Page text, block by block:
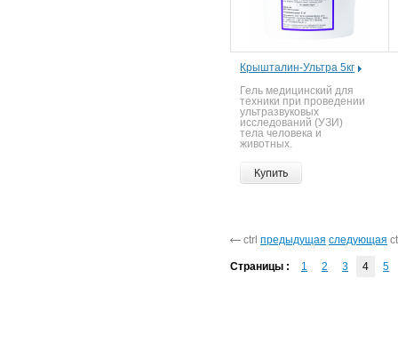
Крышталин-Ультра 5кг
Гель медицинский для
техники при проведении
ультразвуковых
исследований (УЗИ)
тела человека и
животных.
Купить
ctrl предыдущая следующая
Страницы : 1 2 3 4 5